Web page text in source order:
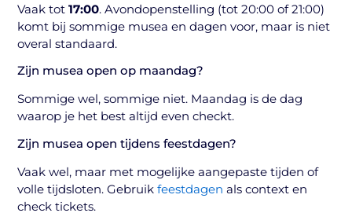
Vaak tot17:00. Avondopenstelling (tot 20:00 of 21:00)
komt bij sommige musea en dagen voor, maar is niet
overal standaard.
Zijn musea open op maandag?
Sommige wel, sommige niet. Maandag is de dag
waarop je het best altijd even checkt.
Zijn musea open tijdens feestdagen?
Vaak wel, maar met mogelijke aangepaste tijden of
volle tijdsloten. Gebruikfeestdagen als context en
check tickets.